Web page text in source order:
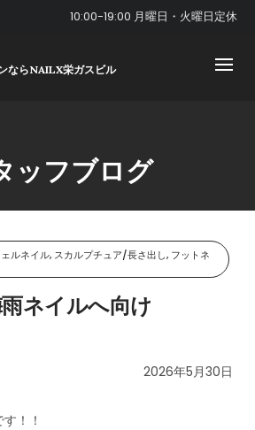
10:00-19:00 月曜日・火曜日定休
ならNAILX栄ガスビル
ッフブログ
ルネイル, スカルプチュア/長さ出し, フットネ
ネイルへ向け
2026年5月30日
！！